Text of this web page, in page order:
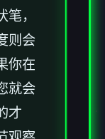
，
则会
你在
就会
才